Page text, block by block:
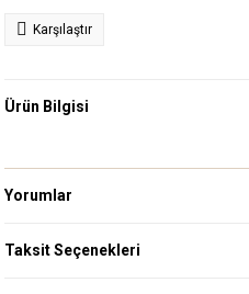
Karşılaştır
Ürün Bilgisi
Yorumlar
Taksit Seçenekleri